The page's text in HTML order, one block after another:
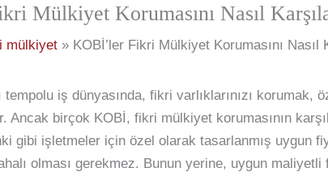
Mülkiyet Korumasını Nasıl
mülkiyet KOBİ’ler Fikri Mülkiyet Korumasını Nasıl
tempolu iş dünyasında, fikri varlıklarınızı
Ancak birçok KOBİ, fikri mülkiyet korumasının
gibi işletmeler için özel olarak tasarlanmış uygun
olması gerekmez. Bunun yerine, uygun